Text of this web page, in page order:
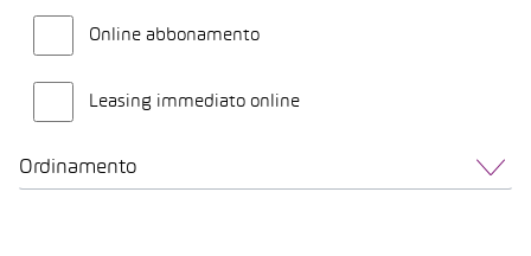
Online abbonamento
Leasing immediato online
Ordinamento